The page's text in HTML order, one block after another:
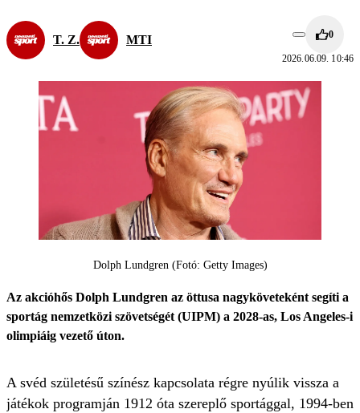
T. Z. MTI 0
2026.06.09. 10:46
Dolph Lundgren (Fotó: Getty Images)
Az akcióhős Dolph Lundgren az öttusa nagyköveteként segíti a
sportág nemzetközi szövetségét (UIPM) a 2028-as, Los Angeles-i
olimpiáig vezető úton.
A svéd születésű színész kapcsolata régre nyúlik vissza a
játékok programján 1912 óta szereplő sportággal, 1994-ben